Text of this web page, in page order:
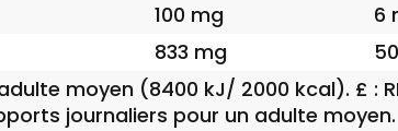
100 mg
6
833 mg
moyen (8400 kJ/ 2000 kcal). £ :
journaliers pour un adulte moyen.